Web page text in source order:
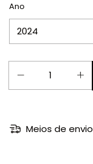
Ano
Meios de envio